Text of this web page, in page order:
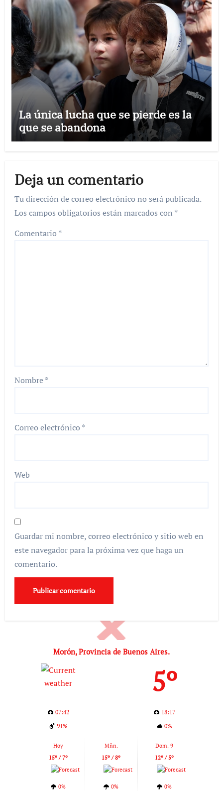
La única lucha que se pierde es la
que se abandona
Deja un comentario
Tu dirección de correo electrónico no será publicada.
Los campos obligatorios están marcados con *
Comentario *
Nombre*
Correo electrónico *
Web
Guardar mi nombre, correo electrónico y sitio web en
este navegador para la próxima vez que haga un
comentario.
Morón, Provincia de Buenos Aires.
5º
07:42
18:17
91%
0%
Hoy
15º / 7º
0%
Mñn.
15º / 8º
0%
Dom. 9
12º / 5º
0%